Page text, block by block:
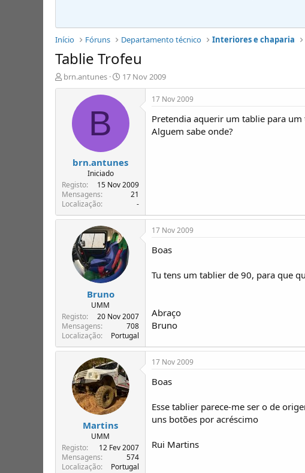
Início Fóruns Departamento técnico Interiores e chaparia
Tablie Trofeu
I
n
e
T
ó
p
brn.antunes
D
a
a
i
í
i
17 Nov 2009
B
brn.antunes
Iniciado
Registo
15 Nov 2009
Mensagens
21
Localização
-
17 Nov 2009
Pretendia aquerir um tablie para
Alguem sabe onde?
Bruno
UMM
Registo
20 Nov 2007
Mensagens
708
Localização
Portugal
17 Nov 2009
Boas
Tu tens um tablier de 90, para que
Abraço
Bruno
Martins
UMM
Registo
12 Fev 2007
Mensagens
574
Localização
Portugal
17 Nov 2009
Boas
Esse tablier parece-me ser o de
uns botões por acréscimo
Rui Martins